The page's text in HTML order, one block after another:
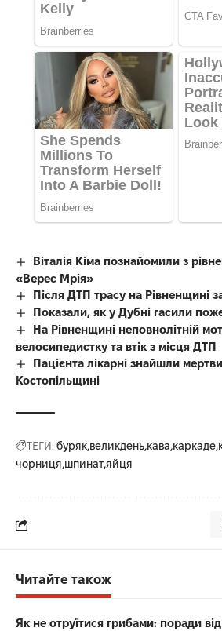
Віталія Кіма познайомили з
«Верес Мрія»
Після ДТП трасу на Рівненщині
Показали, як у Дубні гасили
На Рівненщині неповнолітній
велосипедистку та втік з місця ДТП
Пацієнта лікарні знайшли
Костопільщині
ТЕГИ: буряк великдень кава каркаде
чорниця шпинатяйця
Читайте також
Як не отруїтися грибами: поради від